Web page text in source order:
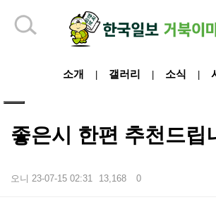
소개 갤러리 소식
좋은시 한편 추천드립
오니 23-07-15 02:31 13,168 0
하단 영역